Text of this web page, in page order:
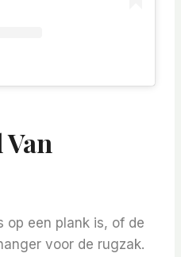
op een plank is, of de
voor de rugzak.